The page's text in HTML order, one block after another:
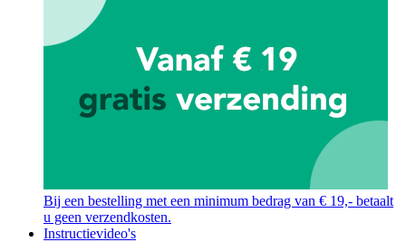
Bij een bestelling met een minimum bedrag van € 19,- betaalt
u geen verzendkosten.
Instructievideo's